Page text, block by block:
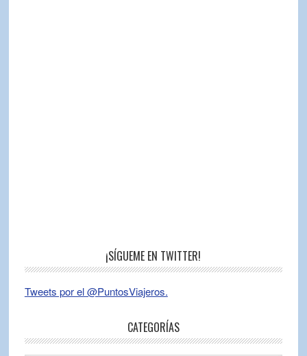
¡SÍGUEME EN TWITTER!
Tweets por el @PuntosViajeros.
CATEGORÍAS